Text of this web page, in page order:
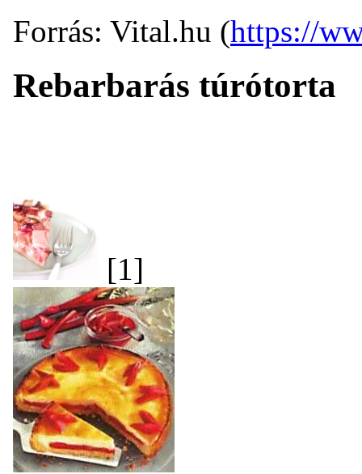
Forrás: Vital.hu (https://
Rebarbarás túrótorta
[1]